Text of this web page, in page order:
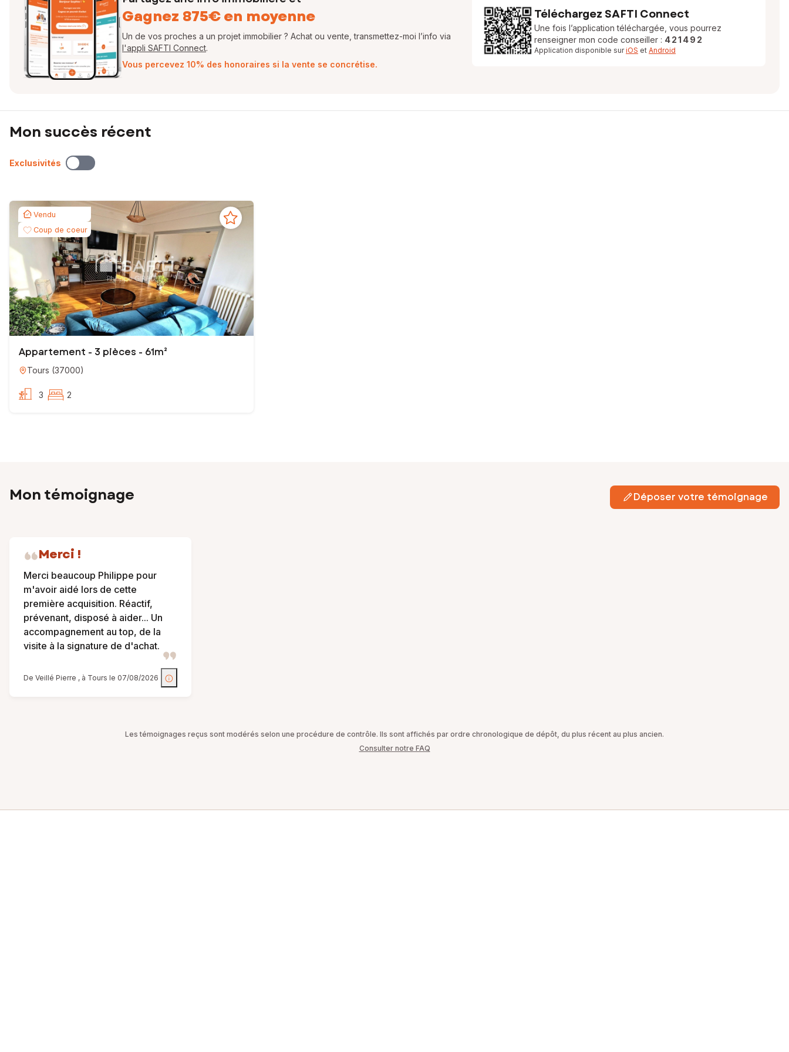
Gagnez 875€ en moyenne
Un de vos proches a un projet immobilier ? Achat ou vente, transmettez-moi l’info via
l'appli SAFTI Connect.
Vous percevez 10% des honoraires si la vente se concrétise.
Téléchargez SAFTI Connect
Une fois l’application téléchargée, vous pourrez
renseigner mon code conseiller : 421492
Application disponible suriOS et Android
Mon succès récent
Exclusivités
Vendu
Coup de coeur
Appartement - 3 pièces - 61m²
Tours (37000)
3 2
Mon témoignage Déposer votre témoignage
Merci !
Merci beaucoup Philippe pour
m'avoir aidé lors de cette
première acquisition. Réactif,
prévenant, disposé à aider... Un
accompagnement au top, de la
visite à la signature de d'achat.
De Veillé Pierre , à Tours le 07/08/2026
Les témoignages reçus sont modérés selon une procédure de contrôle. Ils sont affichés par ordre chronologique de dépôt, du plus récent au plus ancien.
Consulter notre FAQ